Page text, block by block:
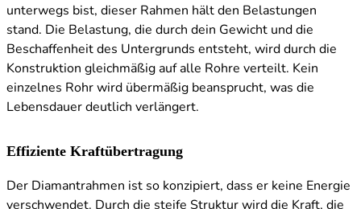
unterwegs bist, dieser Rahmen hält den Belastungen
stand. Die Belastung, die durch dein Gewicht und die
Beschaffenheit des Untergrunds entsteht, wird durch die
Konstruktion gleichmäßig auf alle Rohre verteilt. Kein
einzelnes Rohr wird übermäßig beansprucht, was die
Lebensdauer deutlich verlängert.
Effiziente Kraftübertragung
Der Diamantrahmen ist so konzipiert, dass er keine Energie
verschwendet. Durch die steife Struktur wird die Kraft, die